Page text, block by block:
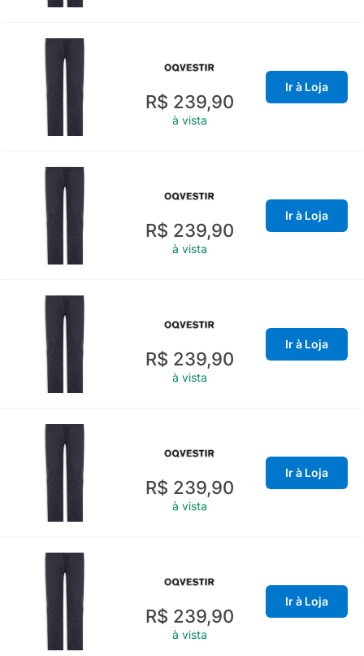
R$ 239,90
à vista
Ir à Loja
R$ 239,90
à vista
Ir à Loja
R$ 239,90
à vista
Ir à Loja
R$ 239,90
à vista
Ir à Loja
R$ 239,90
à vista
Ir à Loja